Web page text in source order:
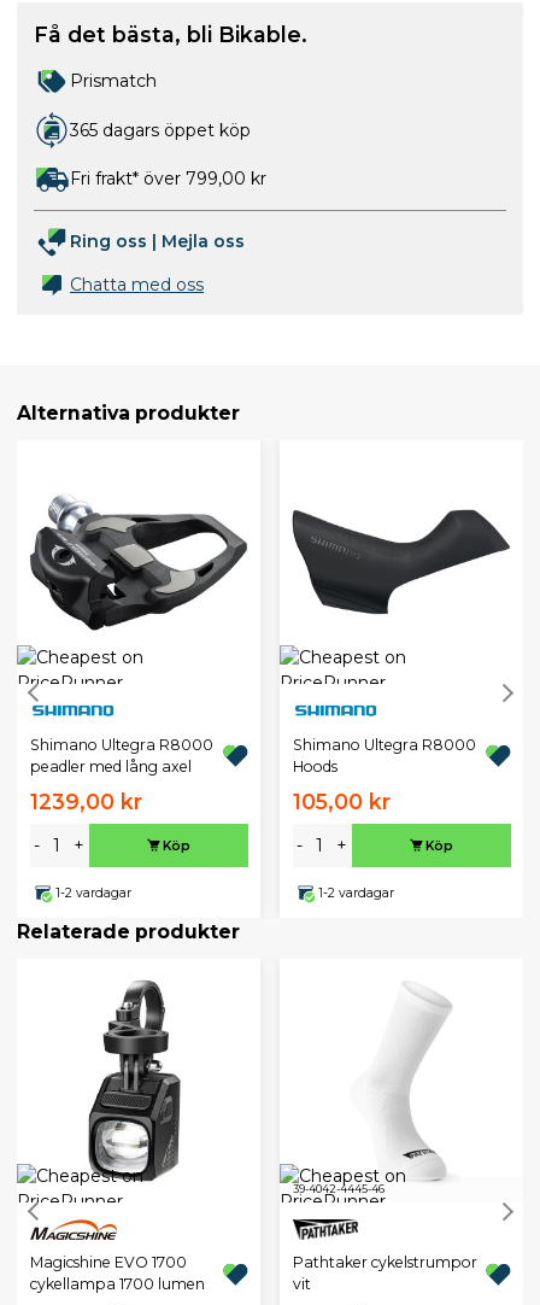
Få det bästa, bli Bikable.
Prismatch
365 dagars öppet köp
Fri frakt* över 799,00 kr
Ring oss | Mejla oss
Chatta med oss
Alternativa produkter
Shimano Ultegra R8000
peadler med lång axel
1239,00 kr
- + Köp
1-2 vardagar
Shimano Ultegra R8000
Hoods
105,00 kr
- + Köp
1-2 vardagar
Relaterade produkter
Magicshine EVO 1700
cykellampa 1700 lumen
39-4042-4445-46
Pathtaker cykelstrumpor
vit